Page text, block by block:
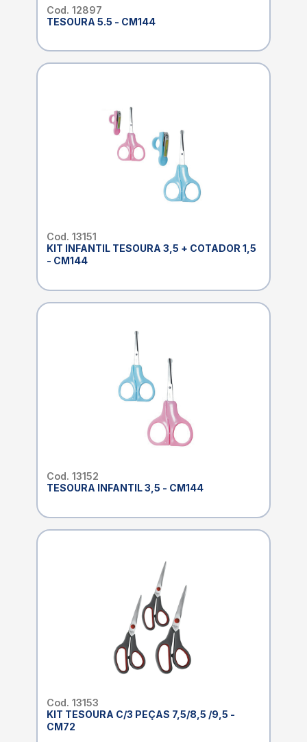
Cod. 12897
TESOURA 5.5 - CM144
Cod. 13151
KIT INFANTIL TESOURA 3,5 + COTADOR 1,5
- CM144
Cod. 13152
TESOURA INFANTIL 3,5 - CM144
Cod. 13153
KIT TESOURA C/3 PEÇAS 7,5/8,5 /9,5 -
CM72